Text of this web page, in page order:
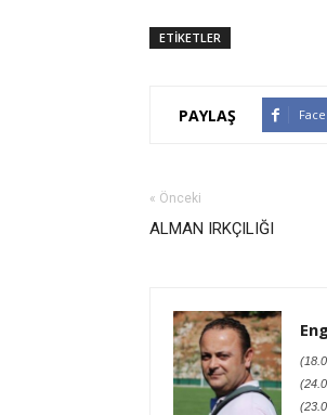
ETİKETLER
PAYLAŞ
« Önceki
ALMAN IRKÇILIĞI